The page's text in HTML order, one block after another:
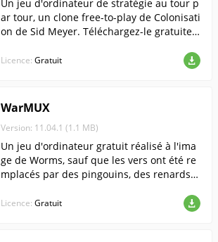
Un jeu d'ordinateur de stratégie au tour p
ar tour, un clone free-to-play de Colonisati
on de Sid Meyer. Téléchargez-le gratuite
Licence: Gratuit
WarMUX
Version: 11.04.1 (1.1 MB)
Un jeu d'ordinateur gratuit réalisé à l'ima
ge de Worms, sauf que les vers ont été re
mplacés par des pingouins, des renards e
ibres et open source.
Licence: Gratuit